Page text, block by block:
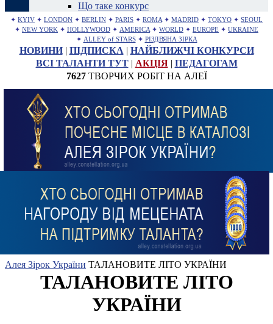
Що таке конкурс
✦ KYIV ✦ LONDON ✦ BERLIN ✦ PARIS ✦ ROMA ✦ MADRID ✦ TOKYO ✦ SEOUL
✦ NEW YORK ✦ HOLLYWOOD ✦ AMERICA ✦ WORLD ✦ EUROPE ✦ UKRAINE
✦ ALLEY of STARS ✦ РІЗДВЯНА ЗІРКА
НОВИНИ| ПІДПИСКА | НАЙБЛИЖЧІ КОНКУРСИ
ВСІ ТАЛАНТИ ТУТ| АКЦІЯ| ПЕДАГОГАМ
7627ТВОРЧИХ РОБІТ НА АЛЕЇ
Алея Зірок України ТАЛАНОВИТЕ ЛІТО УКРАЇНИ
ТАЛАНОВИТЕ ЛІТО
УКРАЇНИ